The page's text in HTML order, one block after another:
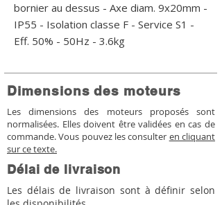
bornier au dessus - Axe diam. 9x20mm -
IP55 - Isolation classe F - Service S1 -
Eff. 50% - 50Hz - 3.6kg
Dimensions des moteurs
Les dimensions des moteurs proposés sont
normalisées. Elles doivent être validées en cas de
commande. Vous pouvez les consulter en cliquant
sur ce texte.
Délai de livraison
Les délais de livraison sont à définir selon